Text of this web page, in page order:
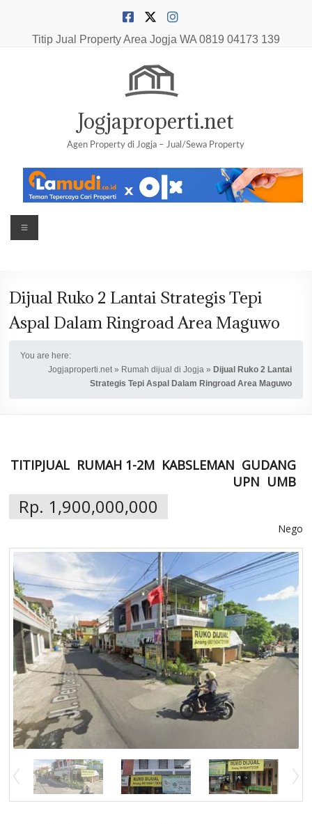
contentTitip Jual Property Area Jogja WA 0819 04173 139
Jogjaproperti.net
Agen Property di Jogja – Jual/Sewa Property
Menu
Dijual Ruko 2 Lantai Strategis Tepi
Aspal Dalam Ringroad Area Maguwo
You are here:
Jogjaproperti.net» Rumah dijual di Jogja » Dijual Ruko 2 Lantai
Strategis Tepi Aspal Dalam Ringroad Area Maguwo
GUDANG
KABSLEMAN
RUMAH 1-2M
TITIPJUAL
UMB
UPN
Rp. 1,900,000,000
Nego